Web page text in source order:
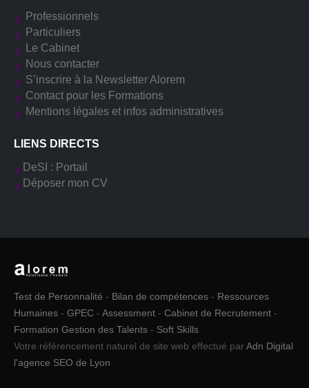
Professionnels
Particuliers
Le Cabinet
Nous contacter
S’inscrire à la Newsletter Alorem
Contact pour les Formations
Mentions légales et infos administratives
LIENS DIRECTS
DeSI : Portail
Déposer mon CV
Test de Personnalité - Bilan de compétences - Ressources
Humaines - GPEC - Assessment - Cabinet de Recrutement -
Formation Gestion des Talents - Soft Skills
Votre référencement naturel de site web effectué parAdn Digital
l'agence SEO de Lyon